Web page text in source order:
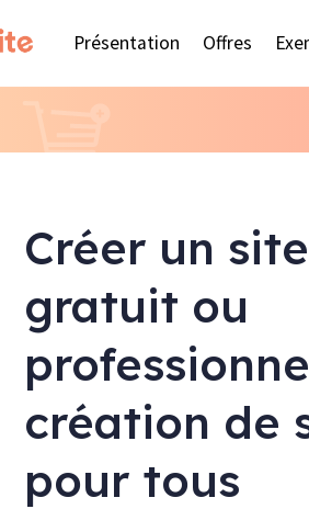
Présentation Offres
Créer un
gratuit ou
création de
pour tous